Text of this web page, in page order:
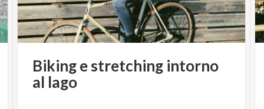
Bikingestretching intorno
al lago